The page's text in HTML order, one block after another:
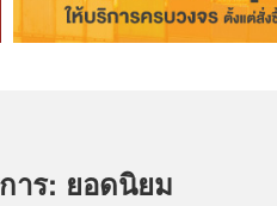
าร: ยอดนิยม